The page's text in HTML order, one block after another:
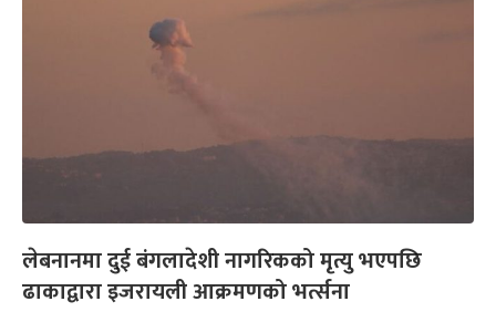
लेबनानमा दुई बंगलादेशी नागरिकको मृत्यु भएपछि
ढाकाद्वारा इजरायली आक्रमणको भर्त्सना